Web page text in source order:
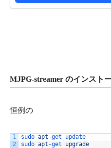
MJPG-streamer のインスト
恒例の
1
2
sudo apt -get update
sudo apt -get upgrade